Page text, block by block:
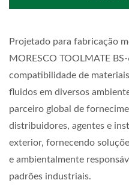
Projetado para fabricação
MORESCO TOOLMATE
compatibilidade de
fluidos em diversos
parceiro global de
distribuidores, agentes e
exterior, fornecendo
e ambientalmente
padrões industriais.